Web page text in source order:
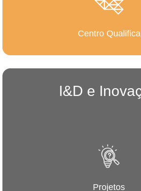
Centro Qualifica
I&D e
Projetos